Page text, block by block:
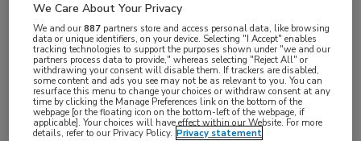
Aandachtsgebieden:
Hoofdpijn
Tags:
CGRP,chronische migraine,coronavirus,migraine,SARS-
CoV-2
We Care About Your Privacy
We and our887 partners store and access personal data, like browsing
data or unique identifiers, on your device. Selecting "I Accept" enables
tracking technologies to support the purposes shown under "we and our
partners process data to provide," whereas selecting "Reject All" or
withdrawing your consent will disable them. If trackers are disabled,
some content and ads you see may not be as relevant to you. You can
resurface this menu to change your choices or withdraw consent at any
time by clicking the Manage Preferences link on the bottom of the
webpage [or the floating icon on the bottom-left of the webpage, if
applicable]. Your choices will have effect within our Website. For more
details, refer to our Privacy Policy. Privacy statement